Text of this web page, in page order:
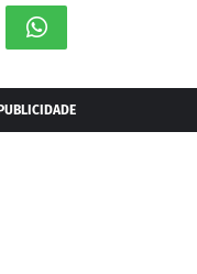
PUBLICIDADE